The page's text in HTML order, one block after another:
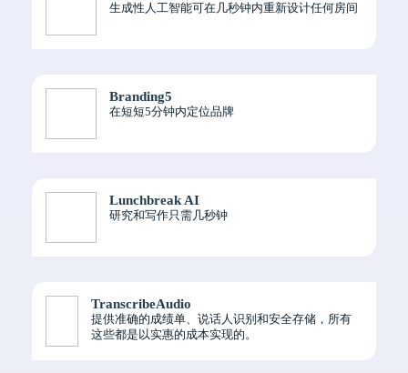
生成性人工智能可在几秒钟内重新设计任何房间
Branding5
在短短5分钟内定位品牌
Lunchbreak AI
研究和写作只需几秒钟
TranscribeAudio
提供准确的成绩单、说话人识别和安全存储，所有
这些都是以实惠的成本实现的。